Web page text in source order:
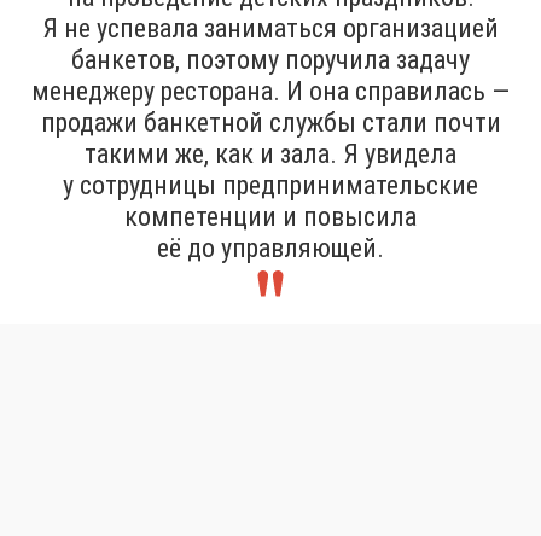
Я не успевала заниматься организацией
банкетов, поэтому поручила задачу
менеджеру ресторана. И она справилась —
продажи банкетной службы стали почти
такими же, как и зала. Я увидела
у сотрудницы предпринимательские
компетенции и повысила
её до управляющей.